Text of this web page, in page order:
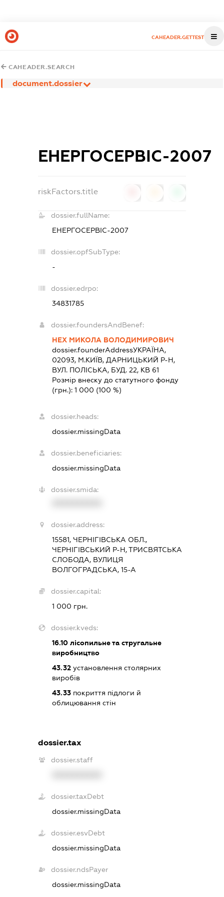
CAHEADER.GETTEST
CAHEADER.SEARCH
document.dossier
ЕНЕРГОСЕРВІС-2007
riskFactors.title
dossier.fullName:
ЕНЕРГОСЕРВІС-2007
dossier.opfSubType:
-
dossier.edrpo:
34831785
dossier.foundersAndBenef:
НЕХ МИКОЛА ВОЛОДИМИРОВИЧ
dossier.founderAddressУКРАЇНА,
02093, М.КИЇВ, ДАРНИЦЬКИЙ Р-Н,
ВУЛ. ПОЛІСЬКА, БУД. 22, КВ 61
Розмір внеску до статутного фонду
(грн.):1 000 (100 %)
dossier.heads:
dossier.missingData
dossier.beneficiaries:
dossier.missingData
dossier.smida:
dossier.address:
15581, ЧЕРНІГІВСЬКА ОБЛ.,
ЧЕРНІГІВСЬКИЙ Р-Н, ТРИСВЯТСЬКА
СЛОБОДА, ВУЛИЦЯ
ВОЛГОГРАДСЬКА, 15-А
dossier.capital:
1 000 грн.
dossier.kveds:
16.10 лісопильне та стругальне
виробництво
43.32 установлення столярних
виробів
43.33 покриття підлоги й
облицювання стін
dossier.tax
dossier.staff
dossier.taxDebt
dossier.missingData
dossier.esvDebt
dossier.missingData
dossier.ndsPayer
dossier.missingData